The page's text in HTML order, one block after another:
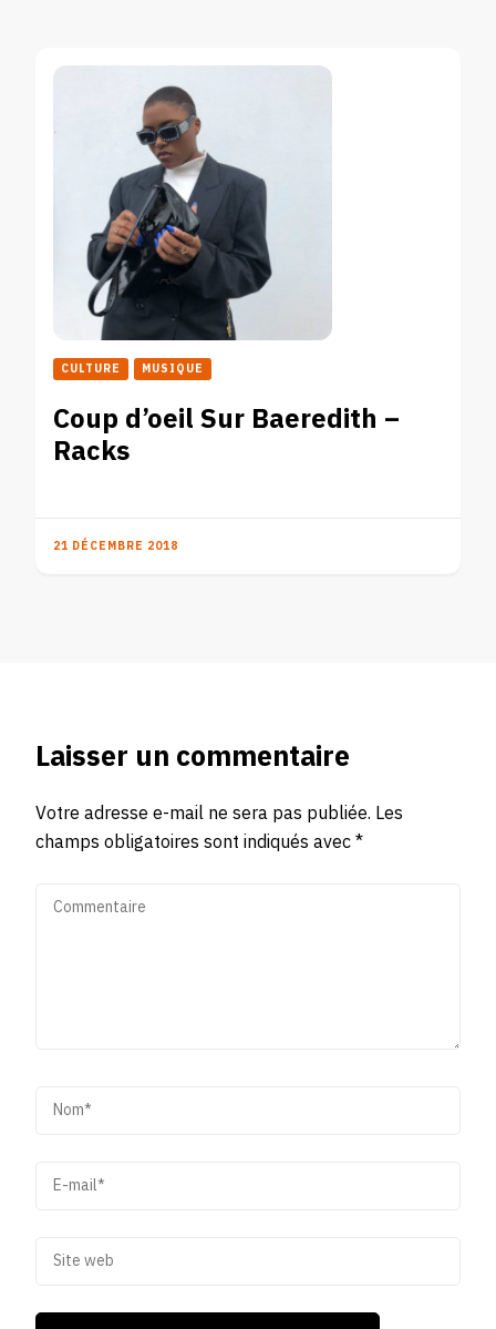
CULTURE MUSIQUE
Coup d’oeil Sur Baeredith –
Racks
21 DÉCEMBRE 2018
Laisser un commentaire
Votre adresse e-mail ne sera pas publiée. Les
champs obligatoires sont indiqués avec*